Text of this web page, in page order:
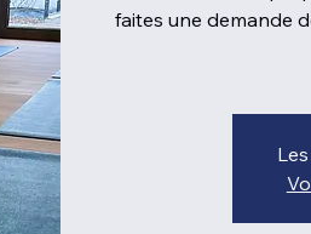
faites une demande